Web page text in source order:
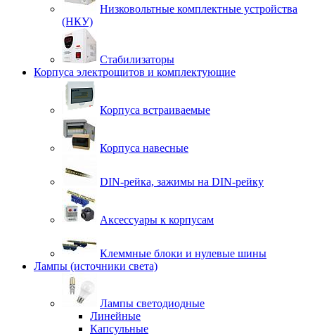
Низковольтные комплектные устройства
(НКУ)
Стабилизаторы
Корпуса электрощитов и комплектующие
Корпуса встраиваемые
Корпуса навесные
DIN-рейка, зажимы на DIN-рейку
Аксессуары к корпусам
Клеммные блоки и нулевые шины
Лампы (источники света)
Лампы светодиодные
Линейные
Капсульные